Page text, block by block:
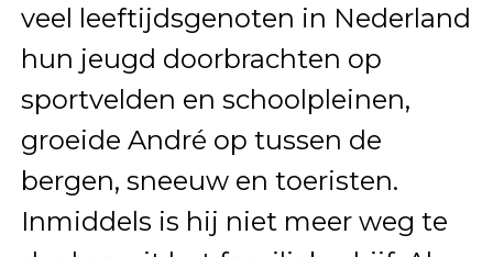
veel leeftijdsgenoten in Nederland
hun jeugd doorbrachten op
sportvelden en schoolpleinen,
groeide André op tussen de
bergen, sneeuw en toeristen.
Inmiddels is hij niet meer weg te